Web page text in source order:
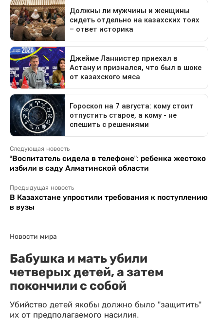
Следующая новость
“Воспитатель сидела в телефоне”: ребенка жестоко
избили в саду Алматинской области
Предыдущая новость
В Казахстане упростили требования к поступлению
в вузы
Новости мира
Бабушка и мать убили
четверых детей, а затем
покончили с собой
Убийство детей якобы должно было "защитить"
их от предполагаемого насилия.